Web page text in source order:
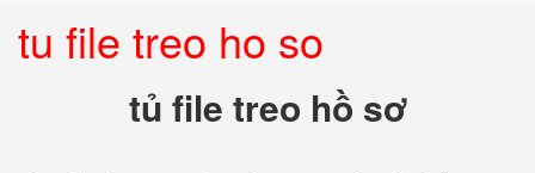
tu file treo ho so
tủ file treo hồ sơ